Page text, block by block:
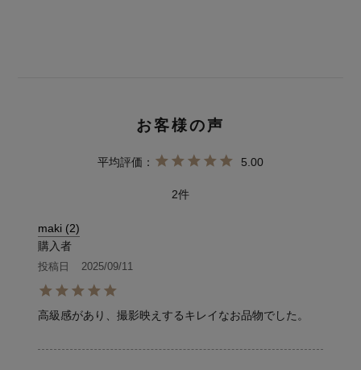
5.00
2
maki 2
購入者
投稿日 2025/09/11
高級感があり、撮影映えするキレイなお品物でした。